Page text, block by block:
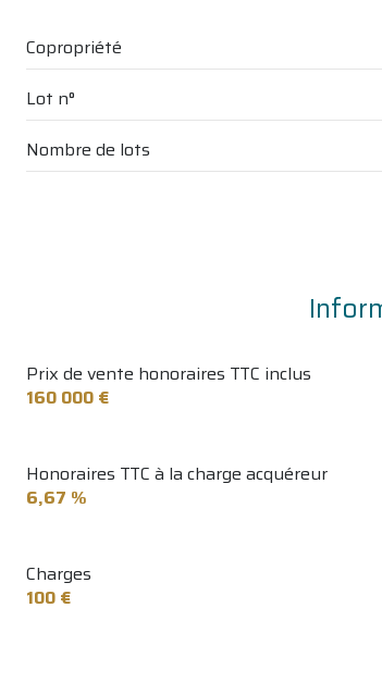
Copropriété
Lot n°
Nombre de lots
Prix de vente honoraires TTC inclus
160 000 €
Honoraires TTC à la charge acquéreur
6,67 %
Charges
100 €